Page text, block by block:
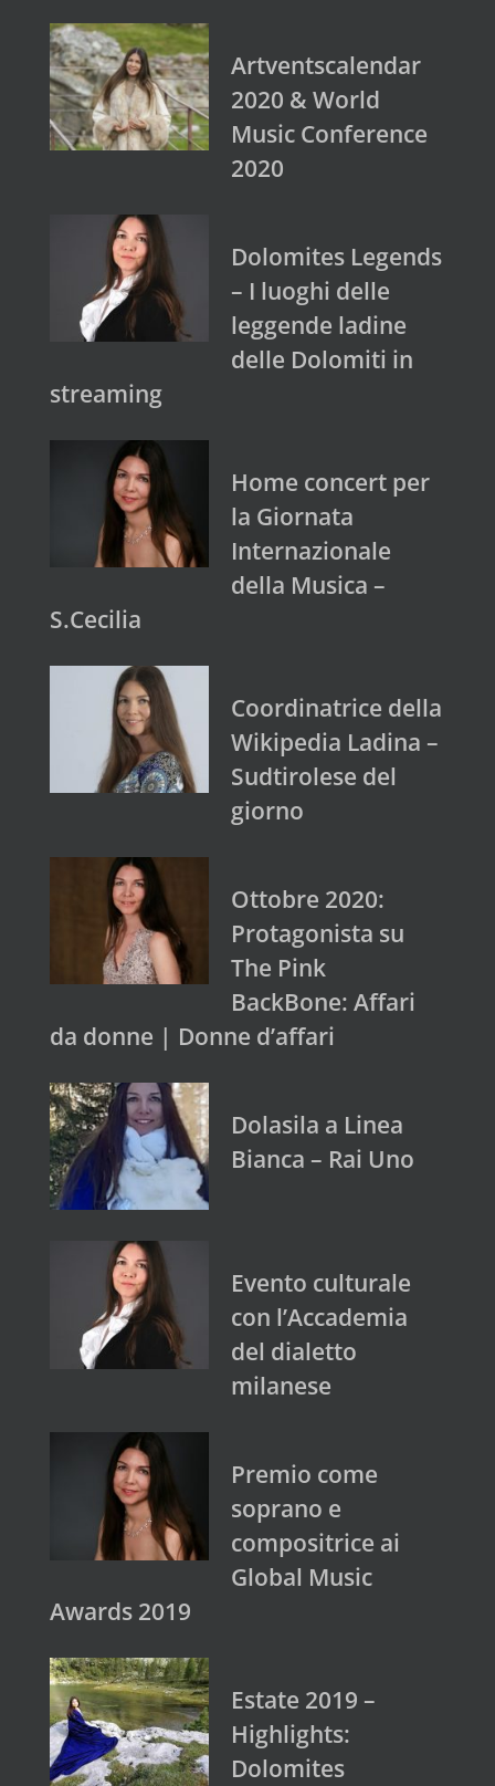
Artventscalendar
2020 & World
Music Conference
2020
Dolomites Legends
– I luoghi delle
leggende ladine
delle Dolomiti in
streaming
Home concert per
la Giornata
Internazionale
della Musica –
S.Cecilia
Coordinatrice della
Wikipedia Ladina –
Sudtirolese del
giorno
Ottobre 2020:
Protagonista su
The Pink
BackBone: Affari
da donne | Donne d’affari
Dolasila a Linea
Bianca – Rai Uno
Evento culturale
con l’Accademia
del dialetto
milanese
Premio come
soprano e
compositrice ai
Global Music
Awards 2019
Estate 2019 –
Highlights:
Dolomites